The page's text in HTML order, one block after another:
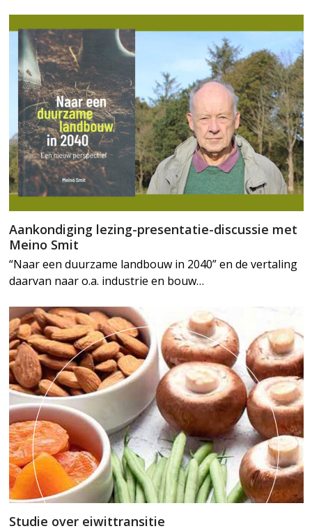
Aankondiging lezing-presentatie-discussie met
Meino Smit
“Naar een duurzame landbouw in 2040” en de vertaling
daarvan naar o.a. industrie en bouw…
Studie over eiwittransitie